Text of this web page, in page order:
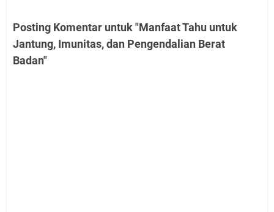
Posting Komentar untuk "Manfaat Tahu untuk
Jantung, Imunitas, dan Pengendalian Berat
Badan"